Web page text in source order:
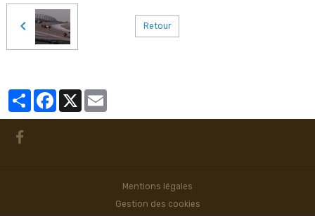
Retour
PartagerFacebook
X
Mentions légales
Gestion des cookies